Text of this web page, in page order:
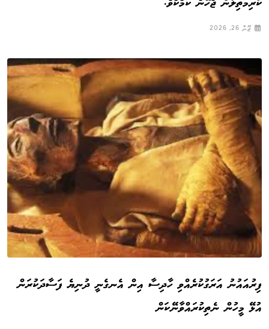
ކުރިމަތިލާން ޖެހޭނެ ކަމެކެވެ.
ޖޫން 26, 2026
ފިރުއައުނު އަރަގުކުރެއްވި ހާދިސާ އިން އެނގެނީ ދުނިޔެ ފަސާދަކުރަން
އުޅޭ މީހުން ނެތިކުރައްވާނޭކަން